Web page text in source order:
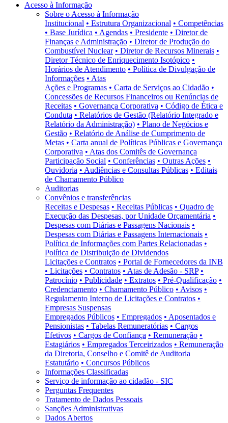
Acesso à Informação
Sobre o Acesso à Informação
Institucional • Estrutura Organizacional • Competências
• Base Jurídica • Agendas • Presidente • Diretor de
Finanças e Administração • Diretor de Produção do
Combustível Nuclear • Diretor de Recursos Minerais •
Diretor Técnico de Enriquecimento Isotópico •
Horários de Atendimento • Política de Divulgação de
Informações • Atas
Ações e Programas • Carta de Serviços ao Cidadão •
Concessões de Recursos Financeiros ou Renúncias de
Receitas • Governança Corporativa • Código de Ética e
Conduta • Relatórios de Gestão (Relatório Integrado e
Relatório da Administração) • Plano de Negócios e
Gestão • Relatório de Análise de Cumprimento de
Metas • Carta anual de Políticas Públicas e Governança
Corporativa • Atas dos Comitês de Governança
Participação Social • Conferências • Outras Ações •
Ouvidoria • Audiências e Consultas Públicas • Editais
de Chamamento Público
Auditorias
Convênios e transferências
Receitas e Despesas • Receitas Públicas • Quadro de
Execução das Despesas, por Unidade Orçamentária •
Despesas com Diárias e Passagens Nacionais •
Despesas com Diárias e Passagens Internacionais •
Política de Informações com Partes Relacionadas •
Política de Distribuição de Dividendos
Licitações e Contratos • Portal de Fornecedores da INB
• Licitações • Contratos • Atas de Adesão - SRP •
Patrocínio • Publicidade • Extratos • Pré-Qualificação •
Credenciamento • Chamamento Público • Avisos •
Regulamento Interno de Licitações e Contratos •
Empresas Suspensas
Empregados Públicos • Empregados • Aposentados e
Pensionistas • Tabelas Remuneratórias • Cargos
Efetivos • Cargos de Confiança • Remuneração •
Estagiários • Empregados Terceirizados • Remuneração
da Diretoria, Conselho e Comitê de Auditoria
Estatutário • Concursos Públicos
Informações Classificadas
Serviço de informação ao cidadão - SIC
Perguntas Frequentes
Tratamento de Dados Pessoais
Sanções Administrativas
Dados Abertos